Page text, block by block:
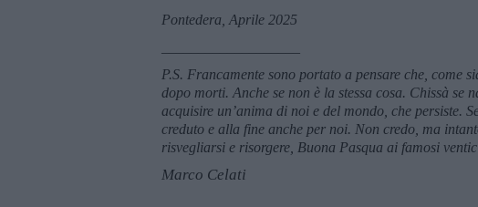
Pontedera, Aprile 2025
P.S. Francamente sono portato a pensare che, come
dopo morti. Anche se non è la stessa cosa. Chissà se
acquisire un’anima di noi e del mondo, che persiste.
creduto e alla fine anche per noi. Non credo, ma
risvegliarsi e risorgere, Buona Pasqua ai famosi
Marco Celati